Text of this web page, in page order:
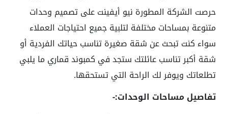
حرصت الشركة المطورة نيو أيفينت على تصميم وحدات
متنوعة بمساحات مختلفة لتلبية جميع احتياجات العملاء
سواء كنت تبحث عن شقة صغيرة تناسب حياتك الفردية أو
شقة أكبر تناسب عائلتك ستجد في كمبوند قماري ما يلبي
تطلعاتك ويوفر لك الراحة التي تستحقها.
تفاصيل مساحات الوحدات:-